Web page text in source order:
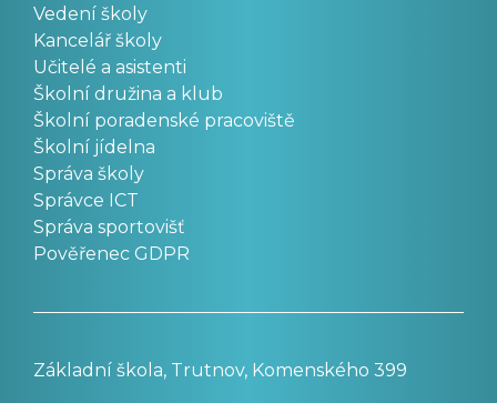
Vedení školy
Kancelář školy
Učitelé a asistenti
Školní družina a klub
Školní poradenské pracoviště
Školní jídelna
Správa školy
Správce ICT
Správa sportovišť
Pověřenec GDPR
Základní škola, Trutnov, Komenského 399